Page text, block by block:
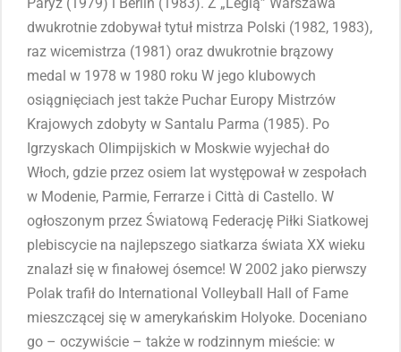
dwukrotnie zdobywał tytuł mistrza Polski (1982, 1983),
raz wicemistrza (1981) oraz dwukrotnie brązowy
medal w 1978 w 1980 roku W jego klubowych
osiągnięciach jest także Puchar Europy Mistrzów
Krajowych zdobyty w Santalu Parma (1985). Po
Igrzyskach Olimpijskich w Moskwie wyjechał do
Włoch, gdzie przez osiem lat występował w zespołach
w Modenie, Parmie, Ferrarze i Città di Castello. W
ogłoszonym przez Światową Federację Piłki Siatkowej
plebiscycie na najlepszego siatkarza świata XX wieku
znalazł się w finałowej ósemce! W 2002 jako pierwszy
Polak trafił do International Volleyball Hall of Fame
mieszczącej się w amerykańskim Holyoke. Doceniano
go – oczywiście – także w rodzinnym mieście: w